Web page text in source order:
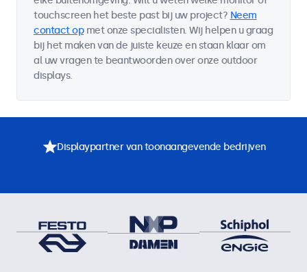
touchscreen het beste past bij uw project? Neem
contact opmet onze specialisten. Wij helpen u graag
bij het maken van de juiste keuze en staan klaar om
al uw vragen te beantwoorden over onze outdoor
displays.
Displaypartner van toonaangevende bedrijven